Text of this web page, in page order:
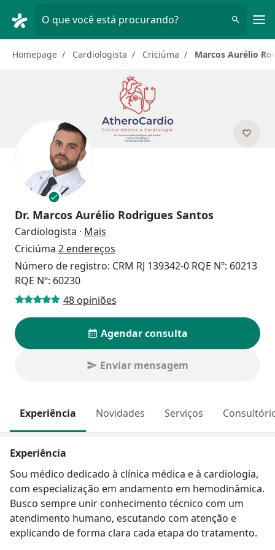
O que você está procurando?
Homepage Cardiologista Criciúma Marcos Aurélio
Dr. Marcos Aurélio Rodrigues Santos
Cardiologista · Mais
Criciúma 2 endereços
Número de registro: CRM RJ 139342-0 RQE Nº: 60213
RQE Nº: 60230
48 opiniões
Agendar consulta
Enviar mensagem
Experiência Novidades Serviços
Experiência
Sou médico dedicado à clínica médica e à cardiologia,
com especialização em andamento em hemodinâmica.
Busco sempre unir conhecimento técnico com um
atendimento humano, escutando com atenção e
explicando de forma clara cada etapa do tratamento.